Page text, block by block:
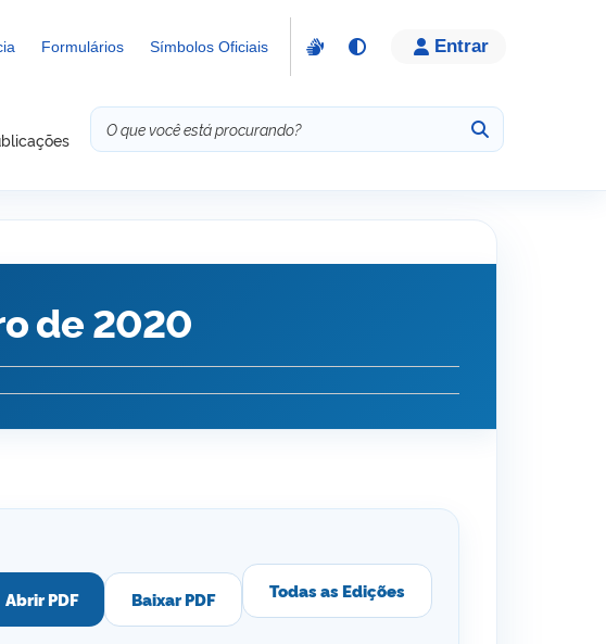
Formulários Símbolos Oficiais Entrar
de 2020
Abrir PDF Baixar PDF Todas as Edições